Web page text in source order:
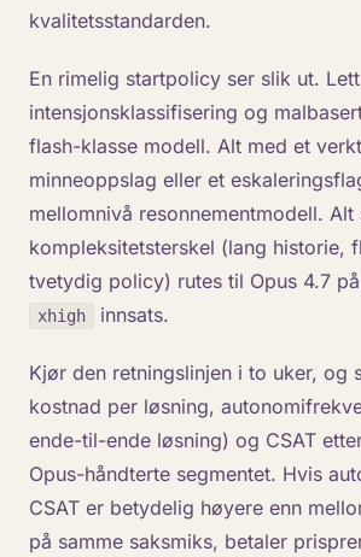
kvalitetsstandarden.
En rimelig startpolicy ser slik ut. Lett
intensjonsklassifisering og
flash-klasse modell. Alt med et
minneoppslag eller et
mellomnivå resonnementmodell. Alt
kompleksitetsterskel (lang historie,
tvetydig policy) rutes til Opus 4.7 på
xhigh innsats.
Kjør den retningslinjen i to uker, og
kostnad per løsning,
ende-til-ende løsning) og CSAT
Opus-håndterte segmentet. Hvis
CSAT er betydelig høyere enn
på samme saksmiks, betaler